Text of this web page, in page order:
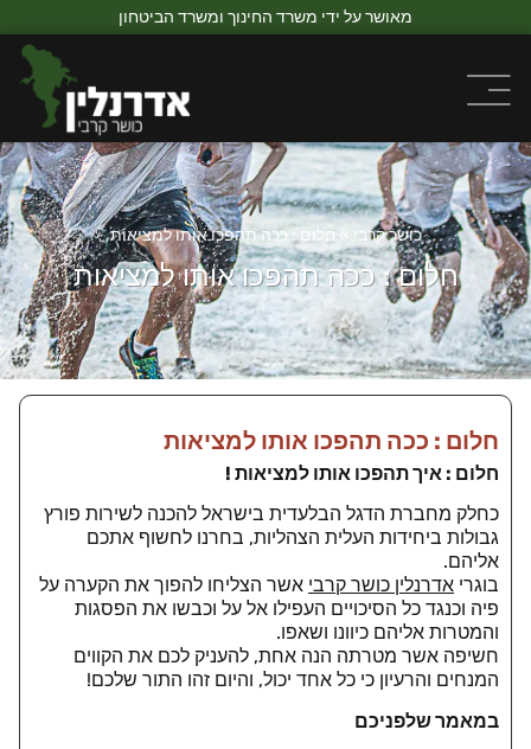
מאושר על ידי משרד החינוך ומשרד הביטחון
כושר קרבי » חלום : ככה תהפכו אותו למציאות
חלום : ככה תהפכו אותו למציאות
חלום : ככה תהפכו אותו למציאות
חלום : איך תהפכו אותו למציאות !
כחלק מחברת הדגל הבלעדית בישראל להכנה לשירות פורץ
גבולות ביחידות העלית הצהליות, בחרנו לחשוף אתכם
אליהם.
בוגרי אדרנלין כושר קרבי אשר הצליחו להפוך את הקערה על
פיה וכנגד כל הסיכויים העפילו אל על וכבשו את הפסגות
והמטרות אליהם כיוונו ושאפו.
חשיפה אשר מטרתה הנה אחת, להעניק לכם את הקווים
המנחים והרעיון כי כל אחד יכול, והיום זהו התור שלכם!
במאמר שלפניכם